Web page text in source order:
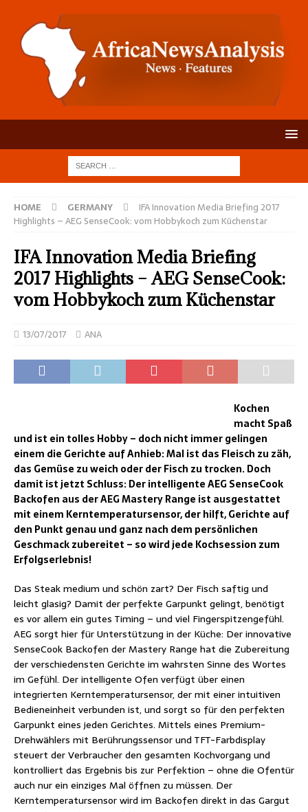
HOME GERMANY
IFA Innovation Media Briefing 2017
Highlights – AEG SenseCook: vom Hobbykoch zum Küchenstar
IFA Innovation Media Briefing
2017 Highlights – AEG SenseCook:
vom Hobbykoch zum Küchenstar
13/07/2017 ANA
Kochen
macht Spaß
und ist ein tolles Hobby – doch nicht immer gelingen
einem die Gerichte auf Anhieb: Mal ist das Fleisch zu zäh,
das Gemüse zu weich oder der Fisch zu trocken. Doch
damit ist jetzt Schluss: Der intelligente AEG SenseCook
Backofen aus der AEG Mastery Range ist ausgestattet
mit einem Kerntemperatursensor, der hilft, Gerichte auf
den Punkt genau und ganz nach dem persönlichen
Geschmack zubereitet – so wird jede Kochsession zum
Erfolgserlebnis!
Das Steak medium und schön zart? Der Fisch saftig und
leicht glasig? Damit der perfekte Garpunkt gelingt, benötigt
es vor allem ein gutes Timing – und viel Fingerspitzengefühl.
AEG sorgt hier für Unterstützung in der Küche: Der innovative
SenseCook Backofen der Mastery Range hat die Zubereitung
der verschiedensten Gerichte im wahrsten Sinne des Wortes
im Gefühl. Der intelligente Ofen verfügt über einen
integrierten Kerntemperatursensor, der mit einer intuitiven
Bedieneinheit verbunden ist, und sorgt so für den perfekten
Garpunkt eines jeden Gerichtes. Mittels eines Premium-
Drehwählers mit Berührungssensor und TFT-Farbdisplay
steuert der Verbraucher den gesamten Kochvorgang und
kontrolliert das Ergebnis bis zur Perfektion – ohne die Ofentür
auch nur ein einziges Mal öffnen zu müssen. Der
Kerntemperatursensor wird im Backofen direkt in das Gargut